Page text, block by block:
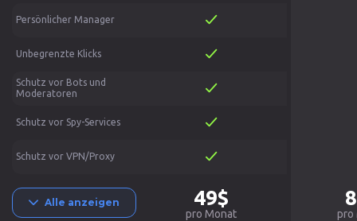
Persönlicher Manager
Unbegrenzte Klicks
Schutz vor Bots und
Moderatoren
Schutz vor Spy-Services
Schutz vor VPN/Proxy
Alle anzeigen 49$
pro Monat pro